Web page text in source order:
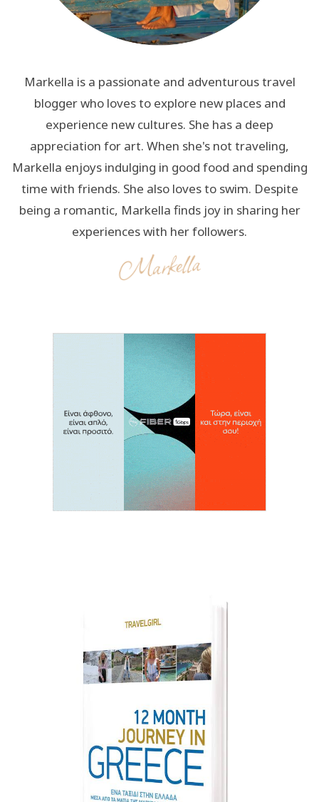
Markella is a passionate and adventurous travel
blogger who loves to explore new places and
experience new cultures. She has a deep
appreciation for art. When she's not traveling,
Markella enjoys indulging in good food and spending
time with friends. She also loves to swim. Despite
being a romantic, Markella finds joy in sharing her
experiences with her followers.